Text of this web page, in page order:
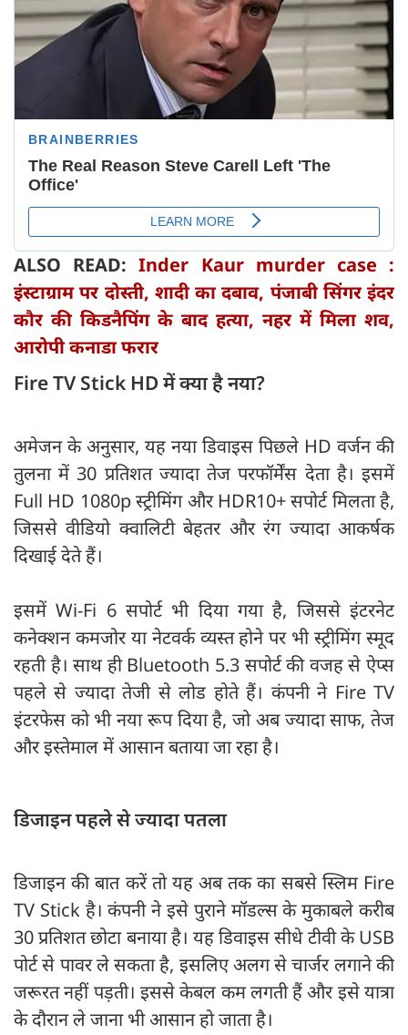
ALSO READ:Inder Kaur murder case :
इंस्टाग्राम पर दोस्ती, शादी का दबाव, पंजाबी सिंगर इंदर
कौर की किडनैपिंग के बाद हत्या, नहर में मिला शव,
आरोपी कनाडा फरार
Fire TV Stick HD में क्या है नया?
अमेजन के अनुसार, यह नया डिवाइस पिछले HD वर्जन की
तुलना में 30 प्रतिशत ज्यादा तेज परफॉर्मेंस देता है। इसमें
Full HD 1080p स्ट्रीमिंग और HDR10+ सपोर्ट मिलता है,
जिससे वीडियो क्वालिटी बेहतर और रंग ज्यादा आकर्षक
दिखाई देते हैं।
इसमें Wi-Fi 6 सपोर्ट भी दिया गया है, जिससे इंटरनेट
कनेक्शन कमजोर या नेटवर्क व्यस्त होने पर भी स्ट्रीमिंग स्मूद
रहती है। साथ ही Bluetooth 5.3 सपोर्ट की वजह से ऐप्स
पहले से ज्यादा तेजी से लोड होते हैं। कंपनी ने Fire TV
इंटरफेस को भी नया रूप दिया है, जो अब ज्यादा साफ, तेज
और इस्तेमाल में आसान बताया जा रहा है।
डिजाइन पहले से ज्यादा पतला
डिजाइन की बात करें तो यह अब तक का सबसे स्लिम Fire
TV Stick है। कंपनी ने इसे पुराने मॉडल्स के मुकाबले करीब
30 प्रतिशत छोटा बनाया है। यह डिवाइस सीधे टीवी के USB
पोर्ट से पावर ले सकता है, इसलिए अलग से चार्जर लगाने की
जरूरत नहीं पड़ती। इससे केबल कम लगती हैं और इसे यात्रा
के दौरान ले जाना भी आसान हो जाता है।